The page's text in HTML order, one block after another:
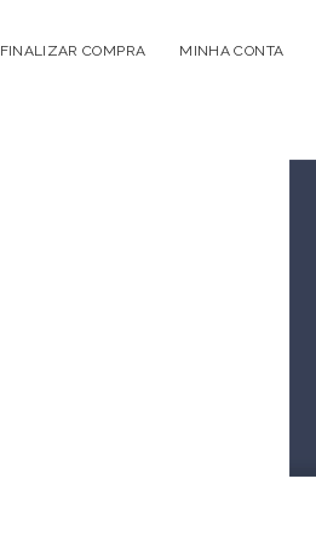
FINALIZAR COMPRA MINHA CONTA